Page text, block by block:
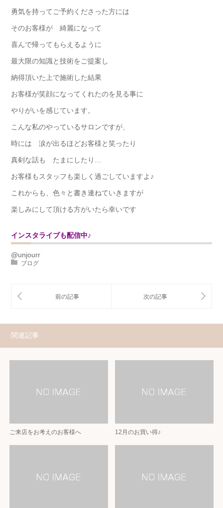
勇気を持ってご予約くださった方には
そのお客様が 綺麗になって
喜んで帰ってもらえるように
最大限の知識と技術をご提案し
納得頂いた上で施術した結果
お客様が笑顔になってくれたのを見る事に
やりがいを感じています。
こんな私のやっているサロンですが、
時には 涙が出るほどお客様と笑ったり
真剣な話も たまにしたり…
お客様もスタッフも楽しく過ごしていますよ♪
これからも、色々と書き連ねていきますが
楽しみにして頂ける方がいたら幸いです
インスタライブも配信中♪
@unjourr
ブログ
関連記事
ご来店をお考えのお客様へ 12月のお買い得♪